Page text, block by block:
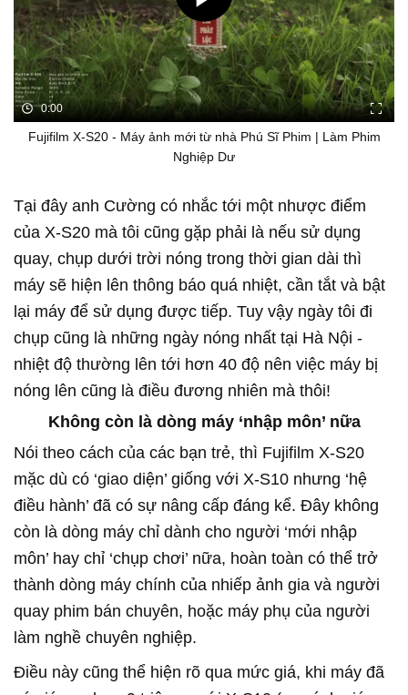
0:00
Fujifilm X-S20 - Máy ảnh mới từ nhà Phú Sĩ Phim | Làm Phim
Nghiệp Dư
Tại đây anh Cường có nhắc tới một nhược điểm
của X-S20 mà tôi cũng gặp phải là nếu sử dụng
quay, chụp dưới trời nóng trong thời gian dài thì
máy sẽ hiện lên thông báo quá nhiệt, cần tắt và bật
lại máy để sử dụng được tiếp. Tuy vậy ngày tôi đi
chụp cũng là những ngày nóng nhất tại Hà Nội -
nhiệt độ thường lên tới hơn 40 độ nên việc máy bị
nóng lên cũng là điều đương nhiên mà thôi!
Không còn là dòng máy ‘nhập môn’ nữa
Nói theo cách của các bạn trẻ, thì Fujifilm X-S20
mặc dù có ‘giao diện’ giống với X-S10 nhưng ‘hệ
điều hành’ đã có sự nâng cấp đáng kể. Đây không
còn là dòng máy chỉ dành cho người ‘mới nhập
môn’ hay chỉ ‘chụp chơi’ nữa, hoàn toàn có thể trở
thành dòng máy chính của nhiếp ảnh gia và người
quay phim bán chuyên, hoặc máy phụ của người
làm nghề chuyên nghiệp.
Điều này cũng thể hiện rõ qua mức giá, khi máy đã